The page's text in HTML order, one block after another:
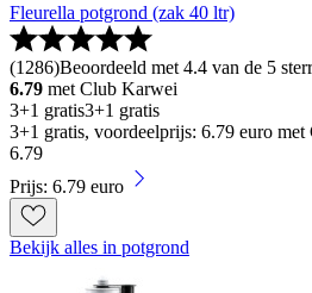
Fleurella potgrond (zak 40 ltr)
(1286)Beoordeeld met 4.4 van de 5
6.79 met Club Karwei
3+1 gratis3+1 gratis
3+1 gratis, voordeelprijs: 6.79 euro
6.79
Prijs: 6.79 euro
Bekijk alles in potgrond